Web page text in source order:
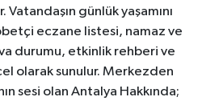
günlük yaşamını
eczane listesi, namaz ve
durumu, etkinlik rehberi ve
olarak sunulur. Merkezden
sesi olan Antalya Hakkında;